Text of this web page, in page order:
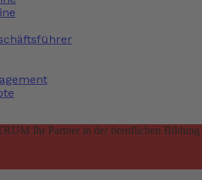
Ihr Partner in der beruflichen Bildung